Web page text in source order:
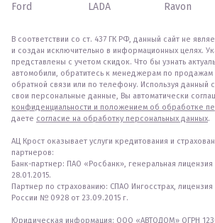
Ford
LADA
Ravon
В соответствии со ст. 437 ГК РФ, данный сайт не
и создан исключительно в информационных целях.
представлены с учетом скидок. Что бы узнать
автомобили, обратитесь к менеджерам по
обратной связи или по телефону. Используя данный
свои персональные данные, Вы автоматически
конфиденциальности и положением об обработке
даете согласие на обработку персональных данных.
АЦ Крост оказывает услуги кредитования и
партнеров:
Банк-партнер: ПАО «Росбанк», генеральная
28.01.2015.
Партнер по страхованию: СПАО Ингосстрах, лицензия
России № 0928 от 23.09.2015 г.
Юридическая информация: ООО «АВТОДОМ» ОГРН